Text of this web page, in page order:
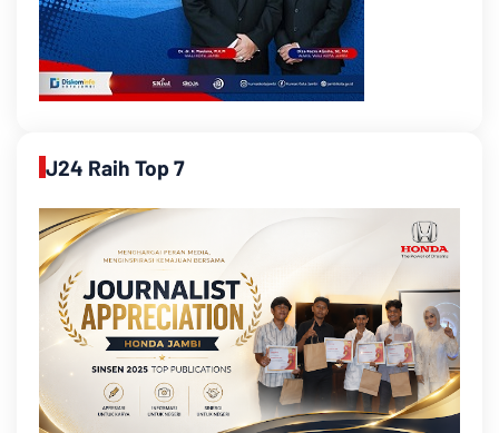
J24 Raih Top 7